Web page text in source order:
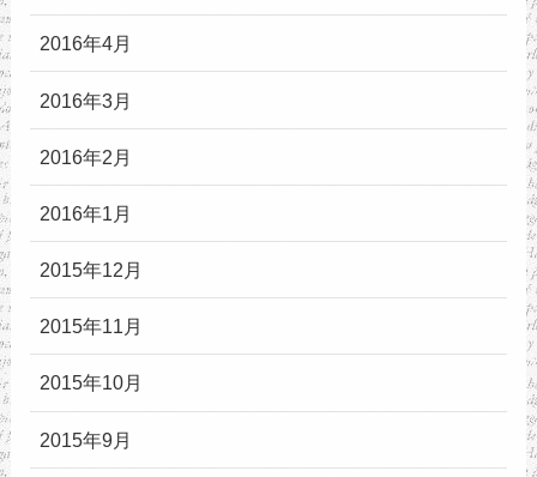
2016年4月
2016年3月
2016年2月
2016年1月
2015年12月
2015年11月
2015年10月
2015年9月